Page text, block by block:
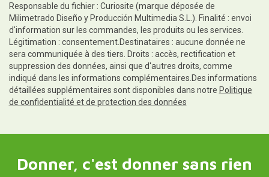
Responsable du fichier : Curiosite (marque déposée de
Milimetrado Diseño y Producción Multimedia S.L.). Finalité : envoi
d'information sur les commandes, les produits ou les services.
Légitimation : consentement.Destinataires : aucune donnée ne
sera communiquée à des tiers. Droits : accès, rectification et
suppression des données, ainsi que d'autres droits, comme
indiqué dans les informations complémentaires.Des informations
détaillées supplémentaires sont disponibles dans notre Politique
de confidentialité et de protection des données
Donner, c'est donner sans rien